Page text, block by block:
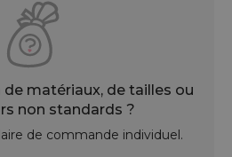
matériaux, de tailles ou
non standards ?
de commande individuel.